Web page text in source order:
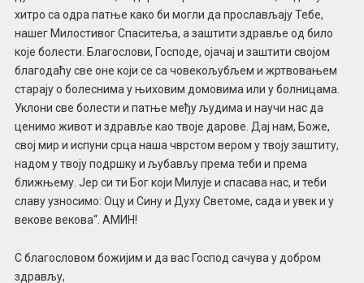
хитро са одра патње како би могли да прослављају Тебе,
нашег Милостивог Спаситеља, а заштити здравље од било
које болести. Благослови, Господе, ојачај и заштити својом
благодаћу све оне који се са човекољубљем и жртвовањем
старају о болеснима у њиховим домовима или у болницама.
Уклони све болести и патње међу људима и научи нас да
ценимо живот и здравље као твоје дарове. Дај нам, Боже,
свој мир и испуни срца наша чврстом вером у твоју заштиту,
надом у твоју подршку и љубављу према теби и према
ближњему. Јер си ти Бог који Милује и спасава нас, и теби
славу узносимо: Оцу и Сину и Духу Светоме, сада и увек и у
векове векова“. АМИН!
С благословом божијим и да вас Господ сачува у добром
здрављу,